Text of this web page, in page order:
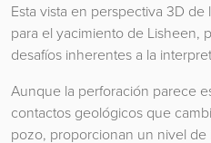
Esta vista en perspectiva 3D
para el yacimiento de Lisheen,
desafíos inherentes a la
Aunque la perforación parece
contactos geológicos que
pozo, proporcionan un nivel